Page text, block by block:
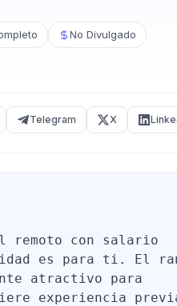
No Divulgado
Telegram X
remoto con salario
es para ti. El
atractivo para
experiencia